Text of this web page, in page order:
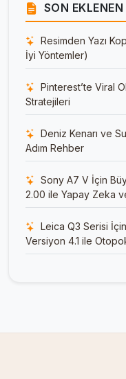
SON
Resimden Yazı
İyi Yöntemler)
Pinterest’te Viral
Stratejileri
Deniz Kenarı ve
Adım Rehber
Sony A7 V İçin
2.00 ile Yapay Zeka
Leica Q3 Serisi
Versiyon 4.1 ile